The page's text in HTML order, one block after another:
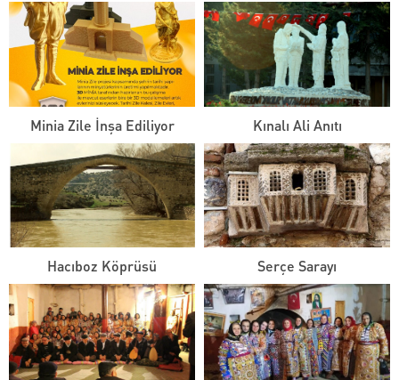
Minia Zile İnşa Ediliyor Kınalı Ali Anıtı
Hacıboz Köprüsü Serçe Sarayı